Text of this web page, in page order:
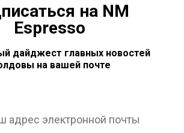
на NM
Espresso
дайджест главных новостей
на вашей почте